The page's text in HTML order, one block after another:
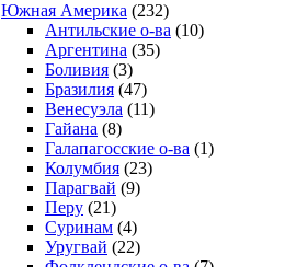
Южная Америка (232)
Антильские о-ва (10)
Аргентина (35)
Боливия (3)
Бразилия (47)
Венесуэла (11)
Гайана (8)
Галапагосские о-ва (1)
Колумбия (23)
Парагвай (9)
Перу (21)
Суринам (4)
Уругвай (22)